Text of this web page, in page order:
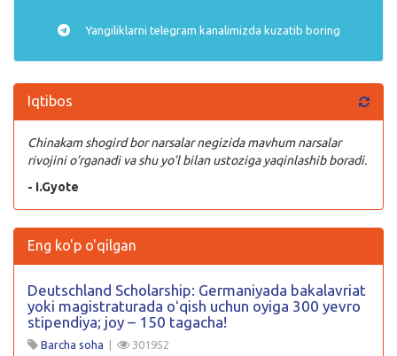
Yangiliklarni telegram kanalimizda kuzatib boring
Iqtibos
Chinakam shogird bor narsalar negizida mavhum narsalar
rivojini o’rganadi va shu yo’l bilan ustoziga yaqinlashib boradi.
- I.Gyote
Eng ko'p o'qilgan
Deutschland Scholarship: Germaniyada bakalavriat
yoki magistraturada oʻqish uchun oyiga 300 yevro
stipendiya; joy – 150 tagacha!
Barcha soha | 301952